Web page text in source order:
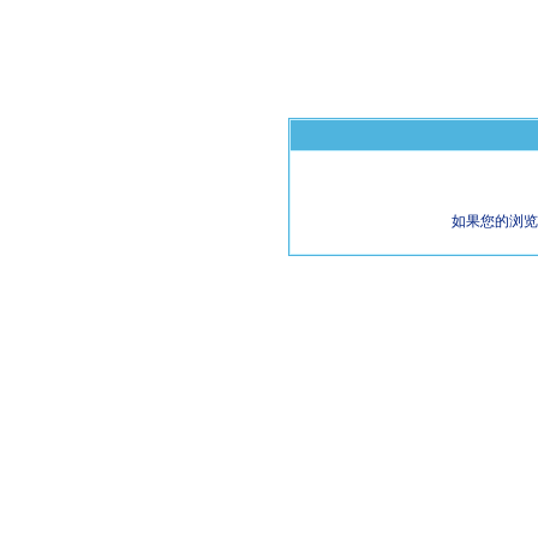
如果您的浏